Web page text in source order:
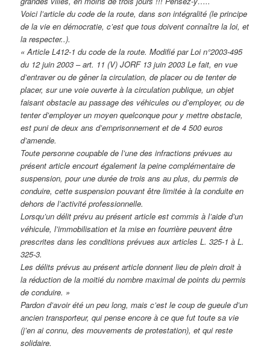
Voici l’article du code de la route, dans son intégralité (le principe
de la vie en démocratie, c’est que tous doivent connaître la loi, et
la respecter..).
« Article L412-1 du code de la route. Modifié par Loi n°2003-495
du 12 juin 2003 – art. 11 (V) JORF 13 juin 2003 Le fait, en vue
d’entraver ou de gêner la circulation, de placer ou de tenter de
placer, sur une voie ouverte à la circulation publique, un objet
faisant obstacle au passage des véhicules ou d’employer, ou de
tenter d’employer un moyen quelconque pour y mettre obstacle,
est puni de deux ans d’emprisonnement et de 4 500 euros
d’amende.
Toute personne coupable de l’une des infractions prévues au
présent article encourt également la peine complémentaire de
suspension, pour une durée de trois ans au plus, du permis de
conduire, cette suspension pouvant être limitée à la conduite en
dehors de l’activité professionnelle.
Lorsqu’un délit prévu au présent article est commis à l’aide d’un
véhicule, l’immobilisation et la mise en fourrière peuvent être
prescrites dans les conditions prévues aux articles L. 325-1 à L.
325-3.
Les délits prévus au présent article donnent lieu de plein droit à
la réduction de la moitié du nombre maximal de points du permis
de conduire. »
Pardon d’avoir été un peu long, mais c’est le coup de gueule d’un
ancien transporteur, qui pense encore à ce que fut toute sa vie
(j’en ai connu, des mouvements de protestation), et qui reste
solidaire.